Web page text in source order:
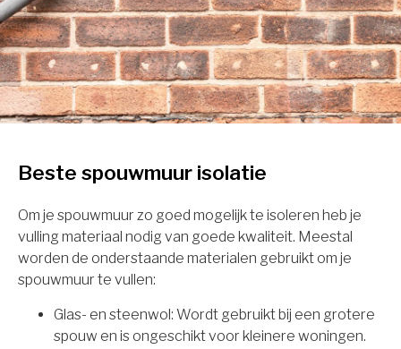
Beste spouwmuur isolatie
Om je spouwmuur zo goed mogelijk te isoleren heb je
vulling materiaal nodig van goede kwaliteit. Meestal
worden de onderstaande materialen gebruikt om je
spouwmuur te vullen:
Glas- en steenwol: Wordt gebruikt bij een grotere
spouw en is ongeschikt voor kleinere woningen.